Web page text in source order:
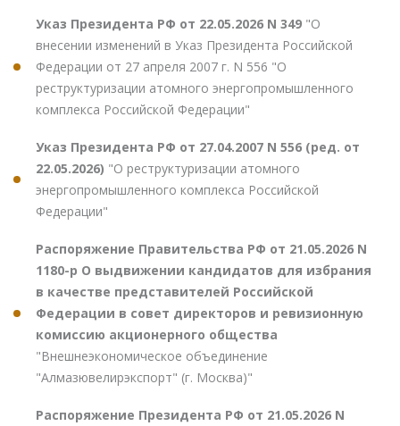
Указ Президента РФ от 22.05.2026 N 349 "О
внесении изменений в Указ Президента Российской
Федерации от 27 апреля 2007 г. N 556 "О
реструктуризации атомного энергопромышленного
комплекса Российской Федерации"
Указ Президента РФ от 27.04.2007 N 556 (ред. от
22.05.2026) "О реструктуризации атомного
энергопромышленного комплекса Российской
Федерации"
Распоряжение Правительства РФ от 21.05.2026 N
1180-р О выдвижении кандидатов для избрания
в качестве представителей Российской
Федерации в совет директоров и ревизионную
комиссию акционерного общества
"Внешнеэкономическое объединение
"Алмазювелирэкспорт" (г. Москва)"
Распоряжение Президента РФ от 21.05.2026 N